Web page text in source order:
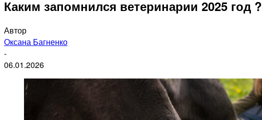
Каким запомнился ветеринарии 2025 год ?
Автор
Оксана Багненко
-
06.01.2026